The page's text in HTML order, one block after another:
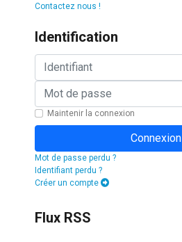
Contactez nous !
Identification
Maintenir la connexion
Connexion
Mot de passe perdu ?
Identifiant perdu ?
Créer un compte
Flux RSS